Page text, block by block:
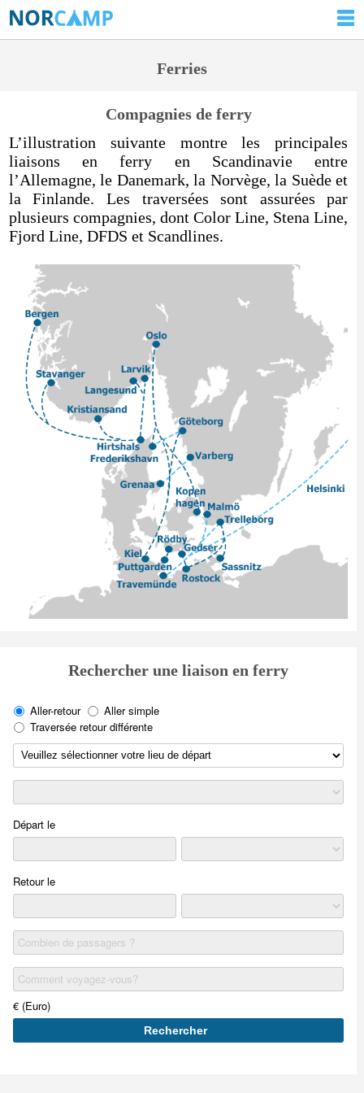
Ferries
Compagnies de ferry
L’illustration suivante montre les principales
liaisons en ferry en Scandinavie entre
l’Allemagne, le Danemark, la Norvège, la Suède et
la Finlande. Les traversées sont assurées par
plusieurs compagnies, dont Color Line, Stena Line,
Fjord Line, DFDS et Scandlines.
Rechercher une liaison en ferry